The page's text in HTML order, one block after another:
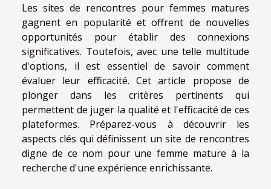
Les sites de rencontres pour femmes matures
gagnent en popularité et offrent de nouvelles
opportunités pour établir des connexions
significatives. Toutefois, avec une telle multitude
d'options, il est essentiel de savoir comment
évaluer leur efficacité. Cet article propose de
plonger dans les critères pertinents qui
permettent de juger la qualité et l'efficacité de ces
plateformes. Préparez-vous à découvrir les
aspects clés qui définissent un site de rencontres
digne de ce nom pour une femme mature à la
recherche d'une expérience enrichissante.